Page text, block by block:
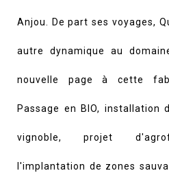
Anjou. De part ses voyages,
autre dynamique au
nouvelle page à cette
Passage en BIO, installation
vignoble, projet
l'implantation de zones